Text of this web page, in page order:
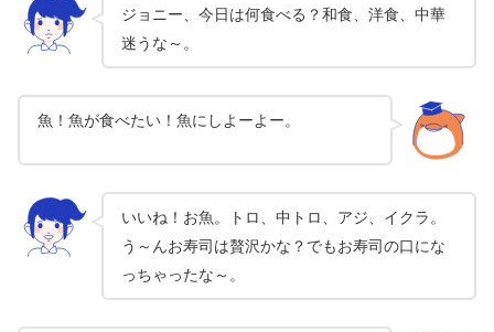
ジョニー、今日は何食べる？和食、洋食、中華
迷うな～。
魚！魚が食べたい！魚にしよーよー。
いいね！お魚。トロ、中トロ、アジ、イクラ。
う～んお寿司は贅沢かな？でもお寿司の口にな
っちゃったな～。